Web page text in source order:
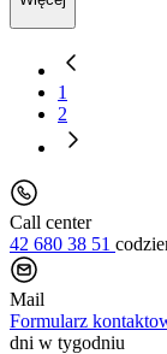
1
2
Call center
42 680 38 51
Mail
Formularz
dni w tygodniu